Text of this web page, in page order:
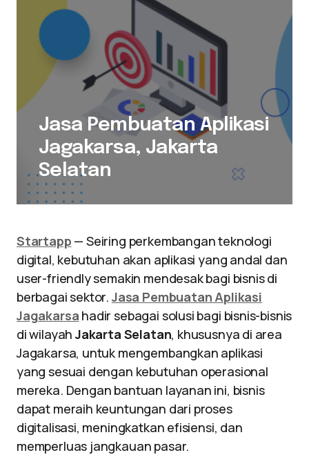
Jasa Pembuatan Aplikasi
Jagakarsa, Jakarta
Selatan
Startapp — Seiring perkembangan teknologi
digital, kebutuhan akan aplikasi yang andal dan
user-friendly semakin mendesak bagi bisnis di
berbagai sektor. Jasa Pembuatan Aplikasi
Jagakarsa hadir sebagai solusi bagi bisnis-bisnis
di wilayahJakarta Selatan, khususnya di area
Jagakarsa, untuk mengembangkan aplikasi
yang sesuai dengan kebutuhan operasional
mereka. Dengan bantuan layanan ini, bisnis
dapat meraih keuntungan dari proses
digitalisasi, meningkatkan efisiensi, dan
memperluas jangkauan pasar.